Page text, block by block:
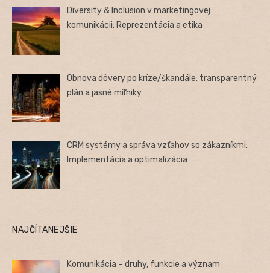
Diversity & Inclusion v marketingovej
komunikácii: Reprezentácia a etika
Obnova dôvery po kríze/škandále: transparentný
plán a jasné míľniky
CRM systémy a správa vzťahov so zákazníkmi:
Implementácia a optimalizácia
NAJČÍTANEJŠIE
Komunikácia – druhy, funkcie a význam